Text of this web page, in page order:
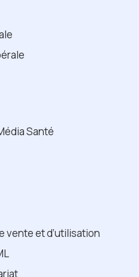
Santé
vente et d’utilisation